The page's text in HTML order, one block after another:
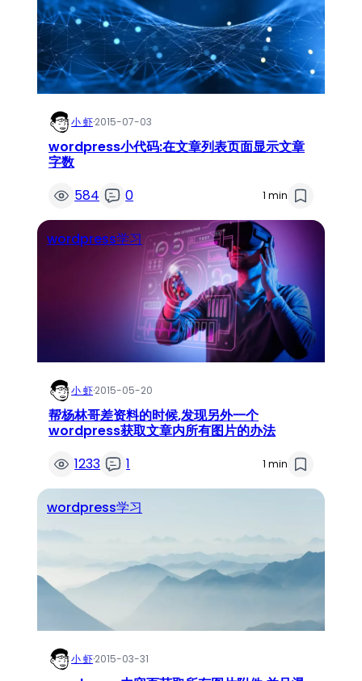
小 虾·2015-07-03
wordpress小代码:在文章列表页面显示文章
字数
584
0 1 min
wordpress学习
小 虾·2015-05-20
帮杨林哥差资料的时候,发现另外一个
wordpress获取文章内所有图片的办法
1233
1 1 min
wordpress学习
小 虾·2015-03-31